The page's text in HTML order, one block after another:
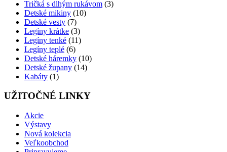
Tričká s dlhým rukávom (3)
Detské mikiny (10)
Detské vesty (7)
Legíny krátke (3)
Legíny tenké (11)
Legíny teplé (6)
Detské háremky (10)
Detské župany (14)
Kabáty (1)
UŽITOČNÉ LINKY
Akcie
Výstavy
Nová kolekcia
Veľkoobchod